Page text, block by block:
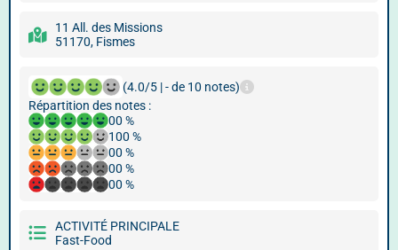
11 All. des Missions
51170, Fismes
(4.0/5 | - de 10 notes)
Répartition des notes :
00 %
100 %
00 %
00 %
00 %
ACTIVITÉ PRINCIPALE
Fast-Food